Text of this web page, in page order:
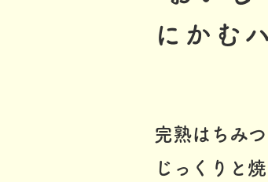
完熟はちみ
じっくりと